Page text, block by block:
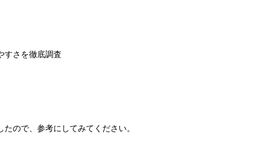
すさを徹底調査
ので、参考にしてみてください。